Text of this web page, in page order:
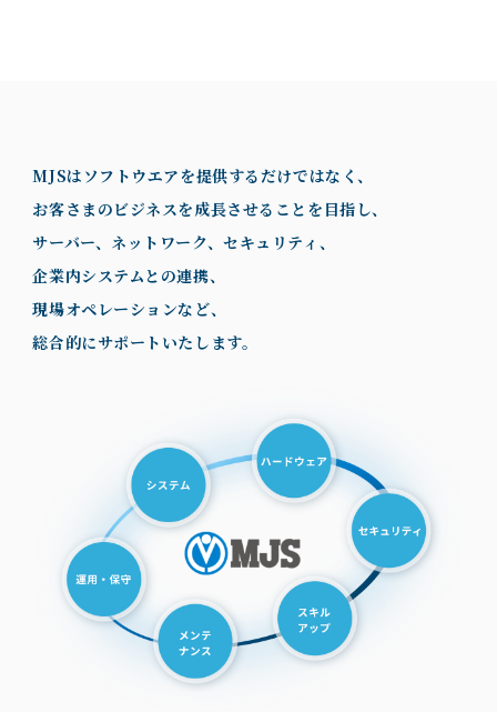
MJSはソフトウエアを提供するだけではなく、
お客さまのビジネスを成長させることを目指し、
サーバー、ネットワーク、セキュリティ、
企業内システムとの連携、
現場オペレーションなど、
総合的にサポートいたします。